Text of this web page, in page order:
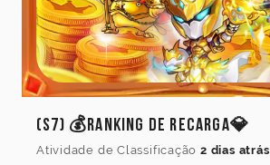
(S7) 💰Ranking de Recarga💎
Atividade de Classificação 2 dias atrás